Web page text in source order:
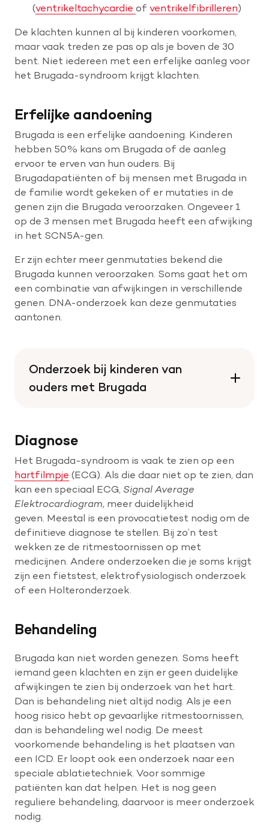
(ventrikeltachycardie of ventrikelfibrilleren)
De klachten kunnen al bij kinderen voorkomen,
maar vaak treden ze pas op als je boven de 30
bent. Niet iedereen met een erfelijke aanleg voor
het Brugada-syndroom krijgt klachten.
Erfelijke aandoening
Brugada is een erfelijke aandoening. Kinderen
hebben 50% kans om Brugada of de aanleg
ervoor te erven van hun ouders. Bij
Brugadapatiënten of bij mensen met Brugada in
de familie wordt gekeken of er mutaties in de
genen zijn die Brugada veroorzaken. Ongeveer 1
op de 3 mensen met Brugada heeft een afwijking
in het SCN5A-gen.
Er zijn echter meer genmutaties bekend die
Brugada kunnen veroorzaken. Soms gaat het om
een combinatie van afwijkingen in verschillende
genen. DNA-onderzoek kan deze genmutaties
aantonen.
Onderzoek bij kinderen van
ouders met Brugada
Diagnose
Het Brugada-syndroom is vaak te zien op een
hartfilmpje (ECG). Als die daar niet op te zien, dan
kan een speciaal ECG, Signal Average
Elektrocardiogram, meer duidelijkheid
geven. Meestal is een provocatietest nodig om de
definitieve diagnose te stellen. Bij zo’n test
wekken ze de ritmestoornissen op met
medicijnen. Andere onderzoeken die je soms krijgt
zijn een fietstest, elektrofysiologisch onderzoek
of een Holteronderzoek.
Behandeling
Brugada kan niet worden genezen. Soms heeft
iemand geen klachten en zijn er geen duidelijke
afwijkingen te zien bij onderzoek van het hart.
Dan is behandeling niet altijd nodig. Als je een
hoog risico hebt op gevaarlijke ritmestoornissen,
dan is behandeling wel nodig. De meest
voorkomende behandeling is het plaatsen van
een ICD. Er loopt ook een onderzoek naar een
speciale ablatietechniek. Voor sommige
patiënten kan dat helpen. Het is nog geen
reguliere behandeling, daarvoor is meer onderzoek
nodig.